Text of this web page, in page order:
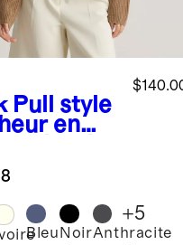
Pull style
en
à col
Bleu NoirAnthracite
+5